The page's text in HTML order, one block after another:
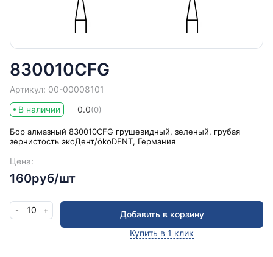
830010CFG
Артикул: 00-00008101
В наличии
0.0(0)
Бор алмазный 830010CFG грушевидный, зеленый, грубая
зернистость экоДент/ökoDENT, Германия
Цена:
160руб/шт
- 10 +
Добавить в корзину
Купить в 1 клик